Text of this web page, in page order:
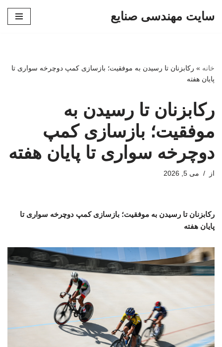
سایت مهندسی صنایع
خانه » رکابزنان تا رسیدن به موفقیت؛ بازسازی کمپ دوچرخه سواری تا
پایان هفته
رکابزنان تا رسیدن به
موفقیت؛ بازسازی کمپ
دوچرخه سواری تا پایان هفته
از می 5, 2026
رکابزنان تا رسیدن به موفقیت؛ بازسازی کمپ دوچرخه سواری تا
پایان هفته